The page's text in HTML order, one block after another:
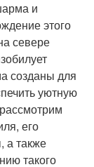
и
этого
севере
созданы для
уютную
его
а также
такого